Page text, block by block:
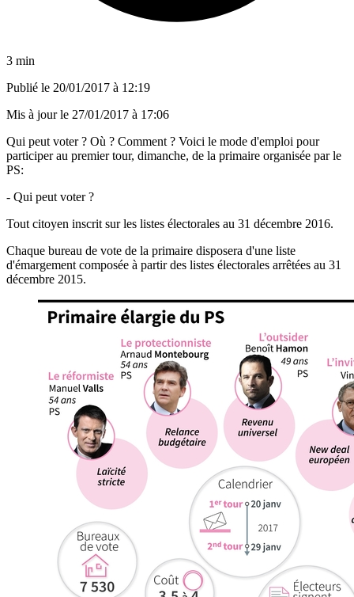
3 min
Publié le 20/01/2017 à 12:19
Mis à jour le 27/01/2017 à 17:06
Qui peut voter ? Où ? Comment ? Voici le mode d'emploi pour
participer au premier tour, dimanche, de la primaire organisée par le
PS:
- Qui peut voter ?
Tout citoyen inscrit sur les listes électorales au 31 décembre 2016.
Chaque bureau de vote de la primaire disposera d'une liste
d'émargement composée à partir des listes électorales arrêtées au 31
décembre 2015.